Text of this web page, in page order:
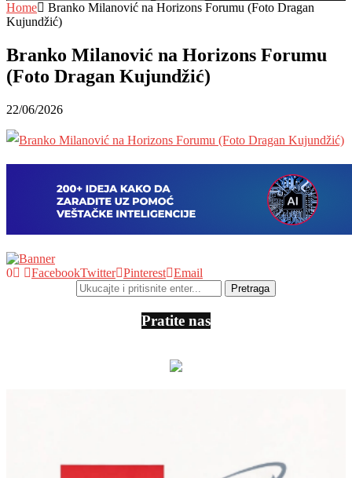
Home
Branko Milanović na Horizons Forumu (Foto Dragan
Kujundžić)
Branko Milanović na Horizons Forumu
(Foto Dragan Kujundžić)
22/06/2026
0 FacebookTwitter Pinterest Email
Pratite nas